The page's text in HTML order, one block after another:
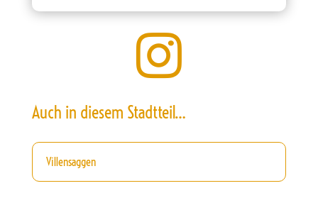

Auch in diesem Stadtteil…
Villensaggen